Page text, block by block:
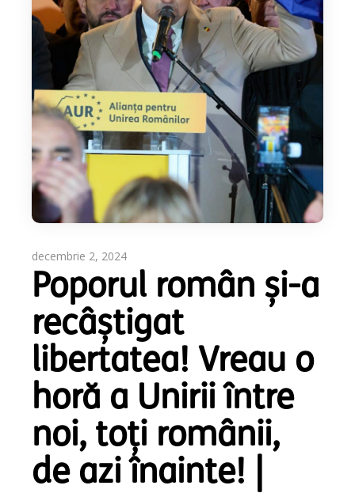
decembrie 2, 2024
Poporul român și-a
recâștigat
libertatea! Vreau o
horă a Unirii între
noi, toți românii,
de azi înainte! |